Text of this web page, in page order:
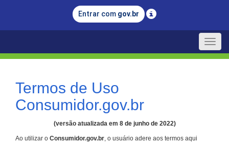
Legislação
Entrar com gov.br
Toggle
Termos de Uso
Consumidor.gov.br
(versão atualizada em 8 de junho de 2022)
Ao utilizar o Consumidor.gov.br, o usuário adere aos termos aqui